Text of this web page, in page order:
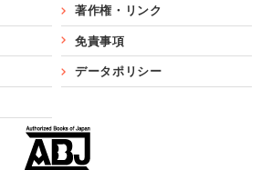
著作権・リンク
免責事項
データポリシー